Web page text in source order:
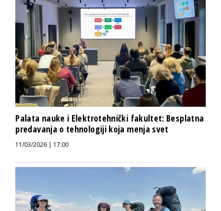
Palata nauke i Elektrotehnički fakultet: Besplatna
predavanja o tehnologiji koja menja svet
11/03/2026 | 17:00